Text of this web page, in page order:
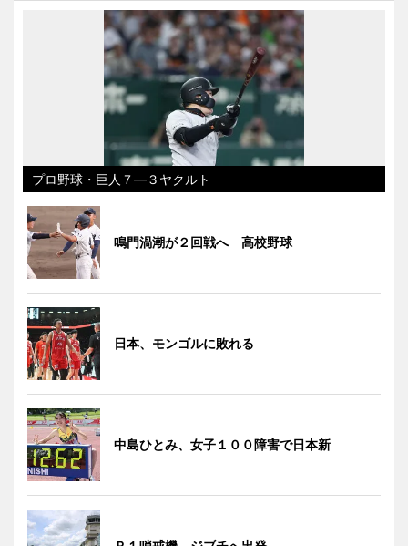
プロ野球・巨人７―３ヤクルト
鳴門渦潮が２回戦へ 高校野球
日本、モンゴルに敗れる
中島ひとみ、女子１００障害で日本新